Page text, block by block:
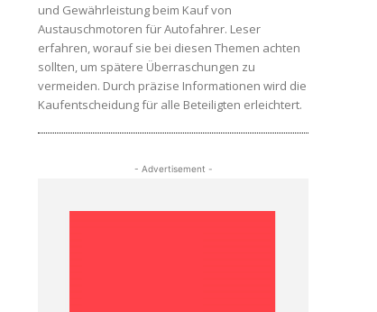
und Gewährleistung beim Kauf von
Austauschmotoren für Autofahrer. Leser
erfahren, worauf sie bei diesen Themen achten
sollten, um spätere Überraschungen zu
vermeiden. Durch präzise Informationen wird die
Kaufentscheidung für alle Beteiligten erleichtert.
- Advertisement -